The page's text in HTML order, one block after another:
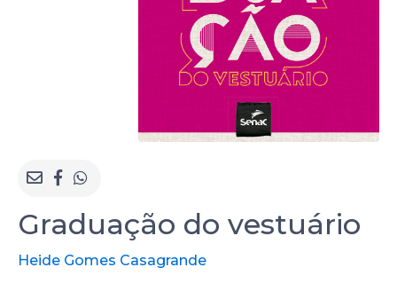
Graduação do vestuário
Heide Gomes Casagrande